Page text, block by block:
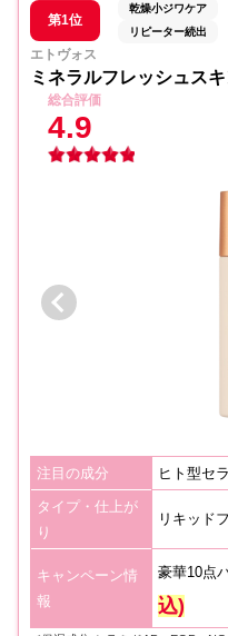
第1位
乾燥小ジワケア
リピーター続出
エトヴォス
ミネラルフレッシュス
総合評価
4.9
注目の成分 ヒト型セ
タイプ・仕上が
り
リキッド
キャンペーン情
報
豪華10点
込)